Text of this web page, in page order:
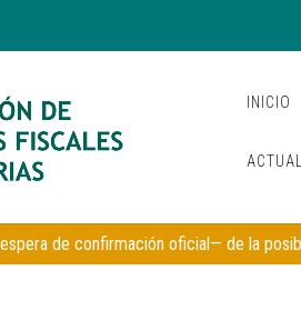
INICIO
de confirmación oficial— de la